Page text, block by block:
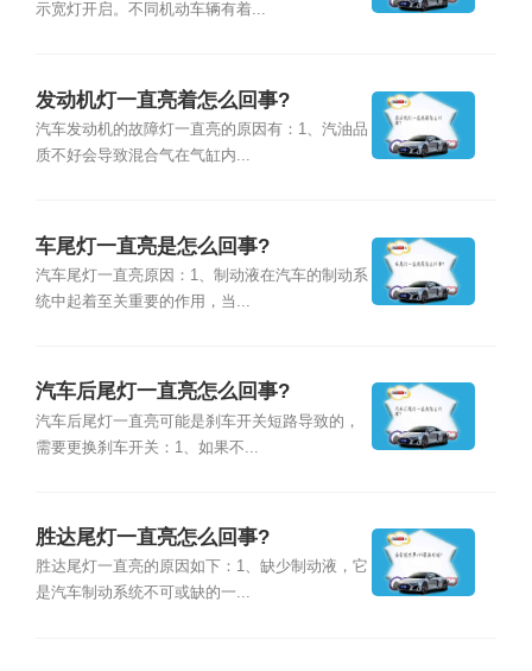
示宽灯开启。不同机动车辆有着...
发动机灯一直亮着怎么回事?
汽车发动机的故障灯一直亮的原因有：1、汽油品
质不好会导致混合气在气缸内...
车尾灯一直亮是怎么回事?
汽车尾灯一直亮原因：1、制动液在汽车的制动系
统中起着至关重要的作用，当...
汽车后尾灯一直亮怎么回事?
汽车后尾灯一直亮可能是刹车开关短路导致的，
需要更换刹车开关：1、如果不...
胜达尾灯一直亮怎么回事?
胜达尾灯一直亮的原因如下：1、缺少制动液，它
是汽车制动系统不可或缺的一...